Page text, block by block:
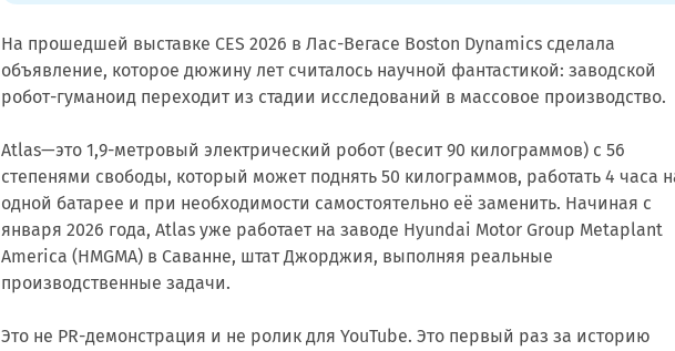
На прошедшей выставке CES 2026 в Лас-Вегасе Boston Dynamics сделала
объявление, которое дюжину лет считалось научной фантастикой: заводской
робот-гуманоид переходит из стадии исследований в массовое производство.
Atlas—это 1,9-метровый электрический робот (весит 90 килограммов) с 56
степенями свободы, который может поднять 50 килограммов, работать 4 часа
одной батарее и при необходимости самостоятельно её заменить. Начиная с
января 2026 года, Atlas уже работает на заводе Hyundai Motor Group Metaplant
America (HMGMA) в Саванне, штат Джорджия, выполняя реальные
производственные задачи.
Это не PR-демонстрация и не ролик для YouTube. Это первый раз за историю